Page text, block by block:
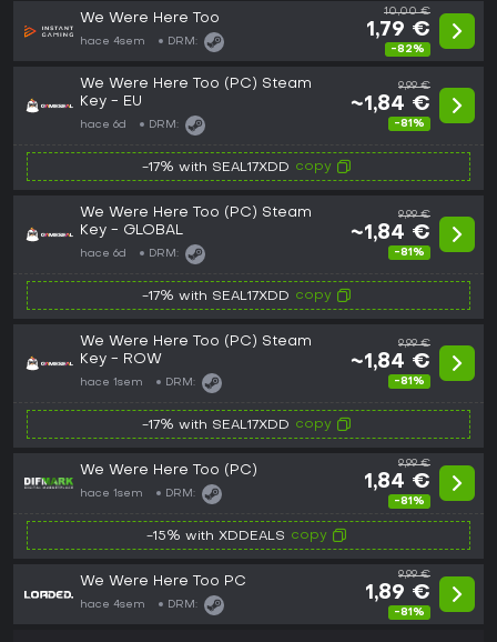
We Were Here Too
hace 4sem DRM:
10,00 €
1,79 €
-82%
We Were Here Too (PC) Steam
Key - EU
hace 6d DRM:
9,99 €
~1,84 €
-81%
-17% with SEAL17XDD copy
We Were Here Too (PC) Steam
Key - GLOBAL
hace 6d DRM:
9,99 €
~1,84 €
-81%
-17% with SEAL17XDD copy
We Were Here Too (PC) Steam
Key - ROW
hace 1sem DRM:
9,99 €
~1,84 €
-81%
-17% with SEAL17XDD copy
We Were Here Too (PC)
hace 1sem DRM:
9,99 €
1,84 €
-81%
-15% with XDDEALS copy
We Were Here Too PC
hace 4sem DRM:
9,99 €
1,89 €
-81%